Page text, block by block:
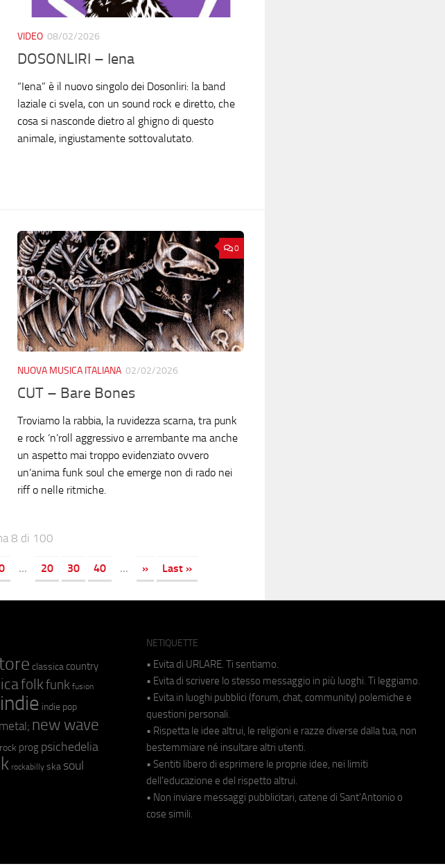
VIDEO 08/02/2026
DOSONLIRI – Iena
“Iena” è il nuovo singolo dei Dosonliri: la band
laziale ci svela, con un sound rock e diretto, che
cosa si nasconde dietro al ghigno di questo
animale, ingiustamente sottovalutato.
0
NUOVA MUSICA ITALIANA 02/02/2026
CUT – Bare Bones
Troviamo la rabbia, la ruvidezza scarna, tra punk
e rock ‘n’roll aggressivo e arrembante ma anche
un aspetto mai troppo evidenziato ovvero
un’anima funk soul che emerge non di rado nei
riff o nelle ritmiche.
8 di 100
... 20 30 40 ... » Last »
classica country
folkfunk fusion
indie indie pop
metal; new wave
prog psichedelia
rockabilly ska soul
NETIQUETTE
• Evita di URLARE. Ti sentiamo.
• Evita di scrivere lo stesso messaggio in più luoghi. Ti leggiamo.
• Evita in luoghi pubblici (forum, chat, community) polemiche e
questioni personali.
• Rispetta le idee altrui, le religioni e razze diverse dalla tua, non
bestemmiare né insultare altri utenti.
• Sentiti libero di esprimere le proprie idee, nei limiti
dell'educazione e del rispetto altrui.
• Non inviare messaggi pubblicitari, catene di Sant'Antonio o
cose simili.